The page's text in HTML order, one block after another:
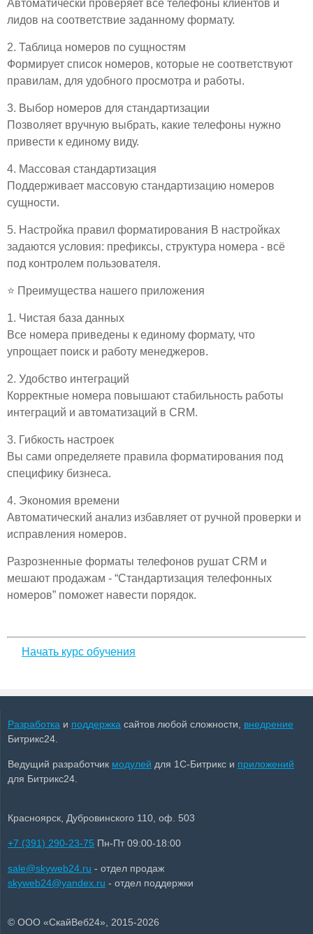
Автоматически проверяет все телефоны клиентов и
лидов на соответствие заданному формату.
2. Таблица номеров по сущностям
Формирует список номеров, которые не соответствуют
правилам, для удобного просмотра и работы.
3. Выбор номеров для стандартизации
Позволяет вручную выбрать, какие телефоны нужно
привести к единому виду.
4. Массовая стандартизация
Поддерживает массовую стандартизацию номеров
сущности.
5. Настройка правил форматирования В настройках
задаются условия: префиксы, структура номера - всё
под контролем пользователя.
⭐ Преимущества нашего приложения
1. Чистая база данных
Все номера приведены к единому формату, что
упрощает поиск и работу менеджеров.
2. Удобство интеграций
Корректные номера повышают стабильность работы
интеграций и автоматизаций в CRM.
3. Гибкость настроек
Вы сами определяете правила форматирования под
специфику бизнеса.
4. Экономия времени
Автоматический анализ избавляет от ручной проверки и
исправления номеров.
Разрозненные форматы телефонов рушат CRM и
мешают продажам - “Стандартизация телефонных
номеров” поможет навести порядок.
Начать курс обучения
Разработка и поддержка сайтов любой сложности, внедрение
Битрикс24.
Ведущий разработчик модулей для 1С-Битрикс и приложений
для Битрикс24.
Красноярск, Дубровинского 110, оф. 503
+7 (391) 290-23-75 Пн-Пт 09:00-18:00
sale@skyweb24.ru - отдел продаж
skyweb24@yandex.ru - отдел поддержки
© ООО «СкайВеб24», 2015-2026